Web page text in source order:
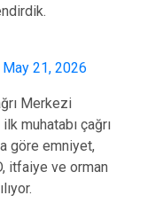
May 21, 2026
Merkezi
muhatabı çağrı
göre emniyet,
itfaiye ve orman